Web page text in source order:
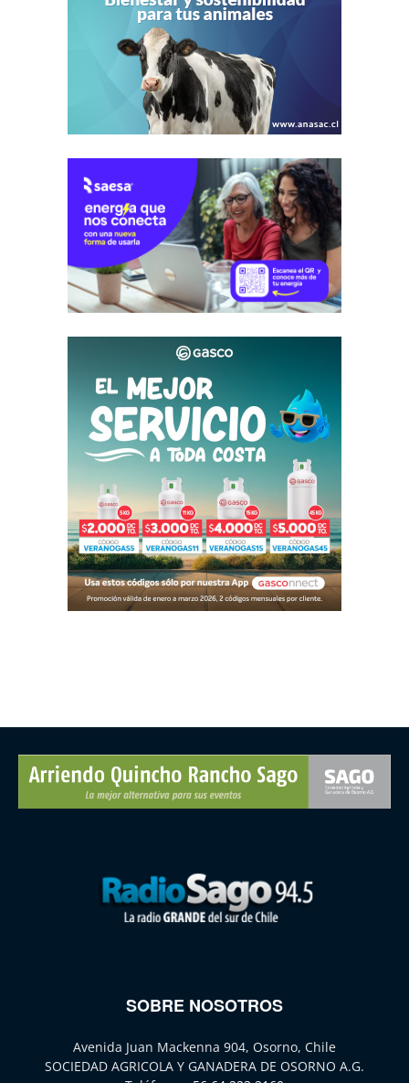
SOBRE NOSOTROS
Avenida Juan Mackenna 904, Osorno, Chile
SOCIEDAD AGRICOLA Y GANADERA DE OSORNO A.G.